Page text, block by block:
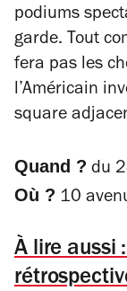
podiums
garde. Tout
fera pas les
l’Américain
square
Quand ? du
Où ? 10
À lire aussi